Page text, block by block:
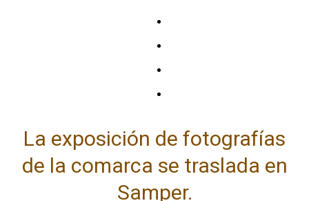
La exposición de fotografías
de la comarca se traslada en
Samper.